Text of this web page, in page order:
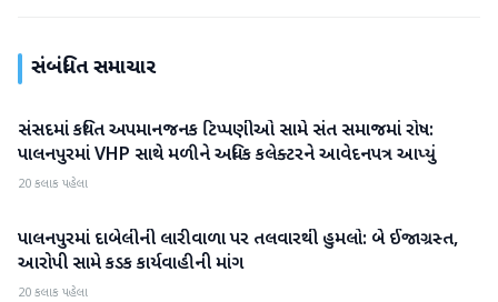
સંબંધિત સમાચાર
બનાસકાંઠા
સંસદમાં કથિત અપમાનજનક ટિપ્પણીઓ સામે સંત સમાજમાં રોષ:
પાલનપુરમાં VHP સાથે મળીને અધિક કલેક્ટરને આવેદનપત્ર આપ્યું
20 કલાક પહેલા
બનાસકાંઠા
પાલનપુરમાં દાબેલીની લારીવાળા પર તલવારથી હુમલો: બે ઈજાગ્રસ્ત,
આરોપી સામે કડક કાર્યવાહીની માંગ
20 કલાક પહેલા